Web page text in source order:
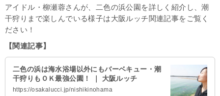
アイドル・柳瀬蓉さんが、二色の浜公園を詳しく紹介し、潮
干狩りまで楽しんでいる様子は大阪ルッチ関連記事をご覧く
ださい！
【関連記事】
二色の浜は海水浴場以外にもバーベキュー・潮
干狩りもＯＫ最強公園！ ｜ 大阪ルッチ
https://osakalucci.jp/nishikinohama